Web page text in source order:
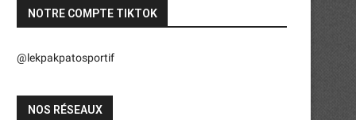
NOTRE COMPTE TIKTOK
@lekpakpatosportif
NOS RÉSEAUX